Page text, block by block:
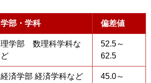
学部・学科 偏差値
理学部 数理科学科な
ど
52.5～
62.5
経済学部 経済学科など
45.0～